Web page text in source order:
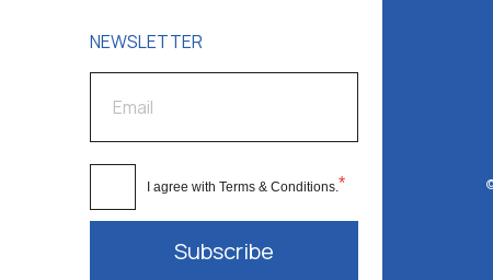
NEWSLETTER
I agree withTerms & Conditions.*
Subscribe